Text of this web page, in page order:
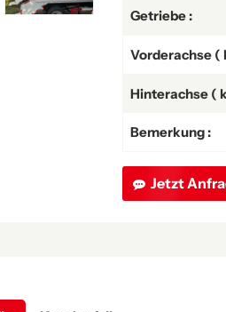
Getriebe :
Vorderachse (
Hinterachse (
Bemerkung :
Jetzt